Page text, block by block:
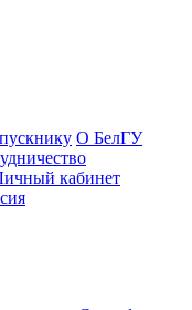
О БелГУ
кабинет